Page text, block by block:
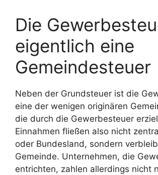
Die
eigentlich eine
Gemeindesteuer
Neben der Grundsteuer ist die
eine der wenigen originären
die durch die Gewerbesteuer
Einnahmen fließen also nicht
oder Bundesland, sondern
Gemeinde. Unternehmen, die
entrichten, zahlen allerdings nicht